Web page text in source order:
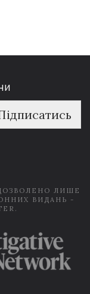
ЛИШЕ
ВИДАНЬ -